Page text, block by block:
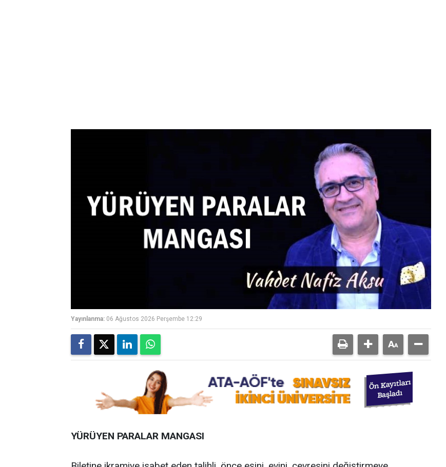
Yayınlanma: 06 Ağustos 2026 Perşembe 12:29
YÜRÜYEN PARALAR MANGASI